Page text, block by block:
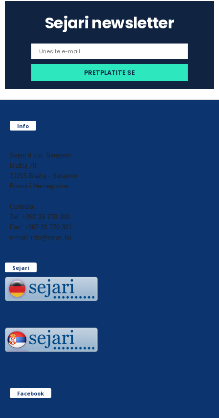
Sejari newsletter
Info
Sejari d.o.o. Sarajevo
Blažuj 78,
71215 Blažuj - Sarajevo
Bosna i Hercegovina
Centrala:
Tel: +387 33 770 300
Fax: +387 33 770 301
e-mail: info@sejari.ba
Sejari
Facebook